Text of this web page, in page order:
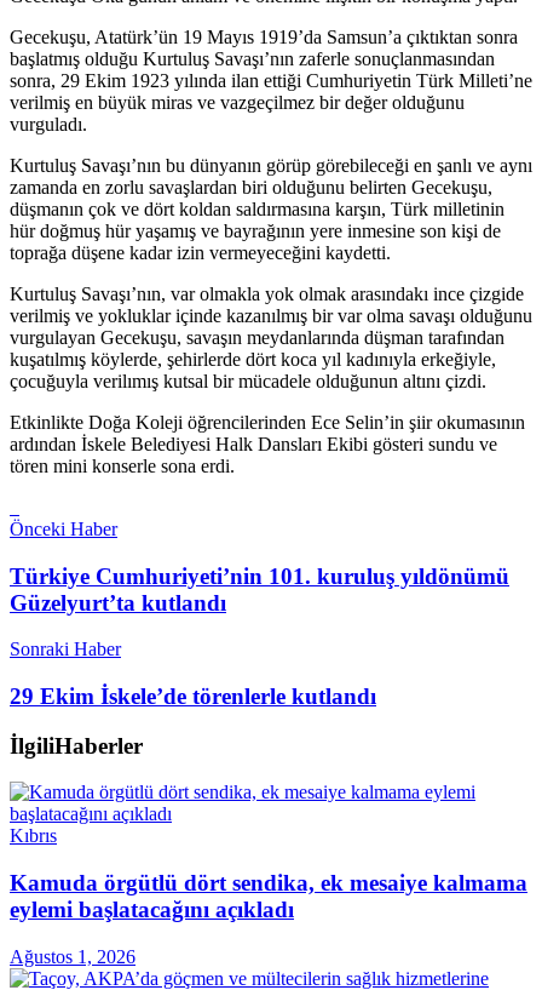
Gecekuşu, Atatürk’ün 19 Mayıs 1919’da Samsun’a çıktıktan sonra
başlatmış olduğu Kurtuluş Savaşı’nın zaferle sonuçlanmasından
sonra, 29 Ekim 1923 yılında ilan ettiği Cumhuriyetin Türk Milleti’ne
verilmiş en büyük miras ve vazgeçilmez bir değer olduğunu
vurguladı.
Kurtuluş Savaşı’nın bu dünyanın görüp görebileceği en şanlı ve aynı
zamanda en zorlu savaşlardan biri olduğunu belirten Gecekuşu,
düşmanın çok ve dört koldan saldırmasına karşın, Türk milletinin
hür doğmuş hür yaşamış ve bayrağının yere inmesine son kişi de
toprağa düşene kadar izin vermeyeceğini kaydetti.
Kurtuluş Savaşı’nın, var olmakla yok olmak arasındakı ince çizgide
verilmiş ve yokluklar içinde kazanılmış bir var olma savaşı olduğunu
vurgulayan Gecekuşu, savaşın meydanlarında düşman tarafından
kuşatılmış köylerde, şehirlerde dört koca yıl kadınıyla erkeğiyle,
çocuğuyla verilımış kutsal bir mücadele olduğunun altını çizdi.
Etkinlikte Doğa Koleji öğrencilerinden Ece Selin’in şiir okumasının
ardından İskele Belediyesi Halk Dansları Ekibi gösteri sundu ve
tören mini konserle sona erdi.
Önceki Haber
Türkiye Cumhuriyeti’nin 101. kuruluş yıldönümü
Güzelyurt’ta kutlandı
Sonraki Haber
29 Ekim İskele’de törenlerle kutlandı
İlgiliHaberler
Kıbrıs
Kamuda örgütlü dört sendika, ek mesaiye kalmama
eylemi başlatacağını açıkladı
Ağustos 1, 2026